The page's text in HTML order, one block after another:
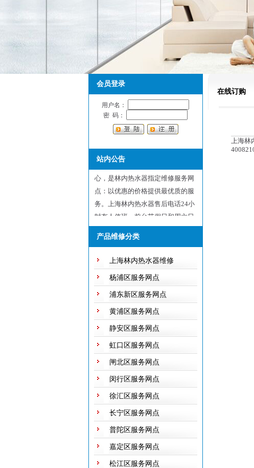
会员登录
用户名：
密 码：
站内公告
上海林内热水器售后维修服务中
心，是林内热水器指定维修服务网
点：以优惠的价格提供最优质的服
务。上海林内热水器售后电话24小
时有人值班，前台节假日和周六日
不休息，保证用户随叫随到，随到
随修欢迎来电！
产品维修分类
上海林内热水器维修
杨浦区服务网点
浦东新区服务网点
黄浦区服务网点
静安区服务网点
虹口区服务网点
闸北区服务网点
闵行区服务网点
徐汇区服务网点
长宁区服务网点
普陀区服务网点
嘉定区服务网点
松江区服务网点
在线订购
上海林